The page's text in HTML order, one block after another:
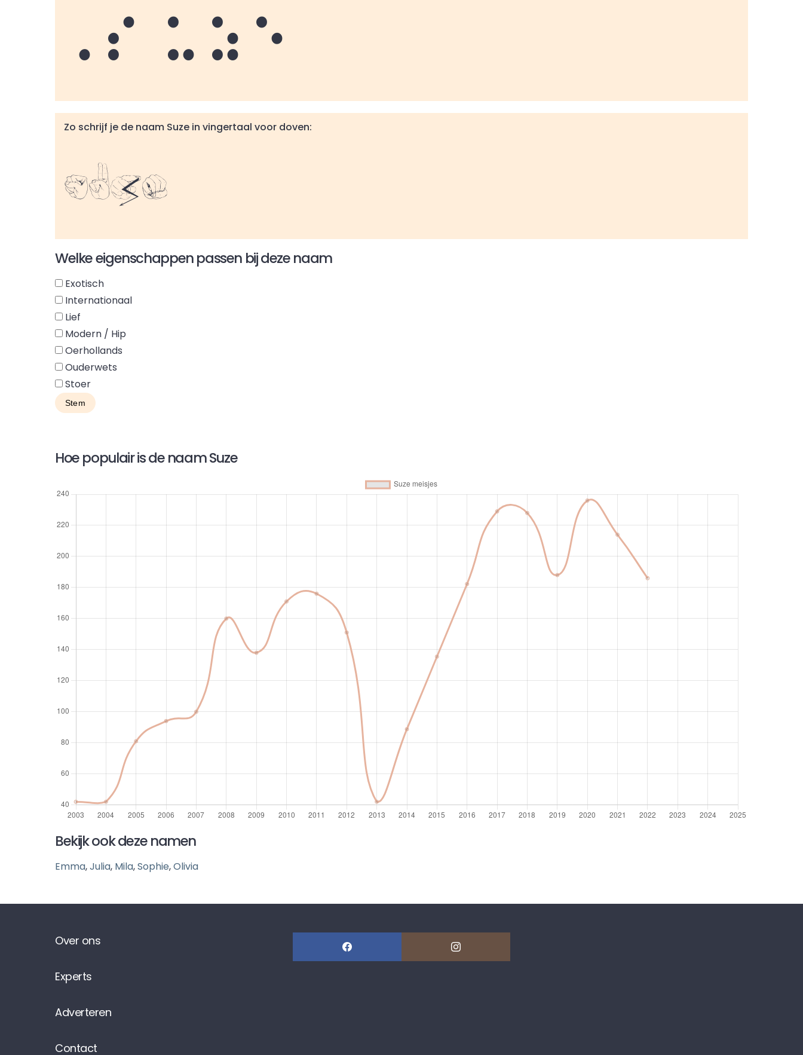
Suze
Zo schrijf je de naam Suze in vingertaal voor doven:
Suze
Welke eigenschappen passen bij deze naam
Exotisch
Internationaal
Lief
Modern / Hip
Oerhollands
Ouderwets
Stoer
Hoe populair is de naam Suze
Bekijk ook deze namen
Emma,Julia, Mila,Sophie,Olivia
Over ons
Experts
Adverteren
Contact